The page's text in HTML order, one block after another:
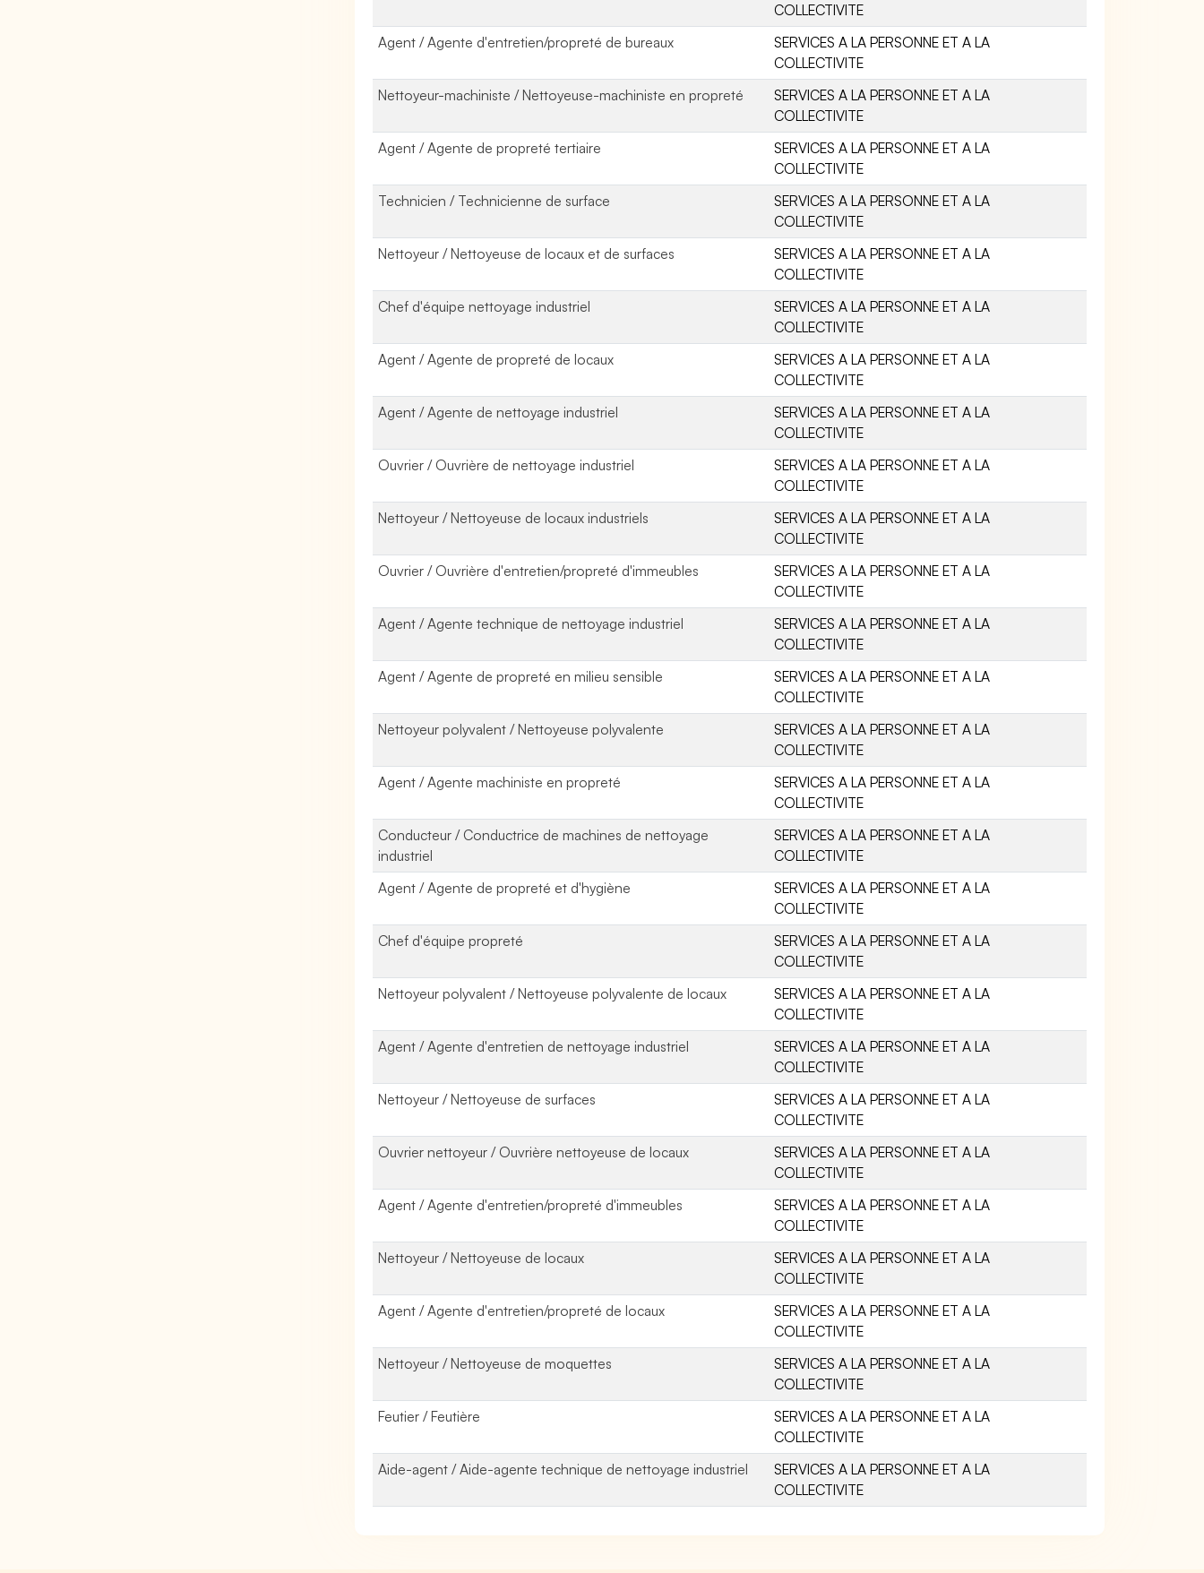
COLLECTIVITE
Agent / Agente d'entretien/propreté de bureaux
SERVICES A LA PERSONNE ET A LA
COLLECTIVITE
Nettoyeur-machiniste / Nettoyeuse-machiniste en propreté
SERVICES A LA PERSONNE ET A LA
COLLECTIVITE
Agent / Agente de propreté tertiaire
SERVICES A LA PERSONNE ET A LA
COLLECTIVITE
Technicien / Technicienne de surface
SERVICES A LA PERSONNE ET A LA
COLLECTIVITE
Nettoyeur / Nettoyeuse de locaux et de surfaces
SERVICES A LA PERSONNE ET A LA
COLLECTIVITE
Chef d'équipe nettoyage industriel
SERVICES A LA PERSONNE ET A LA
COLLECTIVITE
Agent / Agente de propreté de locaux
SERVICES A LA PERSONNE ET A LA
COLLECTIVITE
Agent / Agente de nettoyage industriel
SERVICES A LA PERSONNE ET A LA
COLLECTIVITE
Ouvrier / Ouvrière de nettoyage industriel
SERVICES A LA PERSONNE ET A LA
COLLECTIVITE
Nettoyeur / Nettoyeuse de locaux industriels
SERVICES A LA PERSONNE ET A LA
COLLECTIVITE
Ouvrier / Ouvrière d'entretien/propreté d'immeubles
SERVICES A LA PERSONNE ET A LA
COLLECTIVITE
Agent / Agente technique de nettoyage industriel
SERVICES A LA PERSONNE ET A LA
COLLECTIVITE
Agent / Agente de propreté en milieu sensible
SERVICES A LA PERSONNE ET A LA
COLLECTIVITE
Nettoyeur polyvalent / Nettoyeuse polyvalente
SERVICES A LA PERSONNE ET A LA
COLLECTIVITE
Agent / Agente machiniste en propreté
SERVICES A LA PERSONNE ET A LA
COLLECTIVITE
Conducteur / Conductrice de machines de nettoyage
industriel
SERVICES A LA PERSONNE ET A LA
COLLECTIVITE
Agent / Agente de propreté et d'hygiène
SERVICES A LA PERSONNE ET A LA
COLLECTIVITE
Chef d'équipe propreté
SERVICES A LA PERSONNE ET A LA
COLLECTIVITE
Nettoyeur polyvalent / Nettoyeuse polyvalente de locaux
SERVICES A LA PERSONNE ET A LA
COLLECTIVITE
Agent / Agente d'entretien de nettoyage industriel
SERVICES A LA PERSONNE ET A LA
COLLECTIVITE
Nettoyeur / Nettoyeuse de surfaces
SERVICES A LA PERSONNE ET A LA
COLLECTIVITE
Ouvrier nettoyeur / Ouvrière nettoyeuse de locaux
SERVICES A LA PERSONNE ET A LA
COLLECTIVITE
Agent / Agente d'entretien/propreté d'immeubles
SERVICES A LA PERSONNE ET A LA
COLLECTIVITE
Nettoyeur / Nettoyeuse de locaux
SERVICES A LA PERSONNE ET A LA
COLLECTIVITE
Agent / Agente d'entretien/propreté de locaux
SERVICES A LA PERSONNE ET A LA
COLLECTIVITE
Nettoyeur / Nettoyeuse de moquettes
SERVICES A LA PERSONNE ET A LA
COLLECTIVITE
Feutier / Feutière
SERVICES A LA PERSONNE ET A LA
COLLECTIVITE
Aide-agent / Aide-agente technique de nettoyage industriel
SERVICES A LA PERSONNE ET A LA
COLLECTIVITE